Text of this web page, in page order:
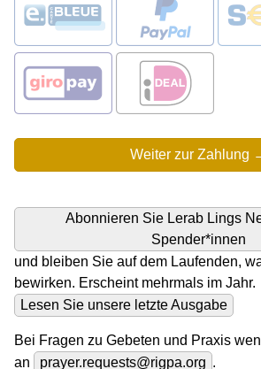
Abonnieren Sie Lerab Lings
Spender*innen
und bleiben Sie auf dem Laufenden,
bewirken. Erscheint mehrmals im Jahr.
Lesen Sie unsere letzte Ausgabe
Bei Fragen zu Gebeten und Praxis
an
prayer.requests@rigpa.org .